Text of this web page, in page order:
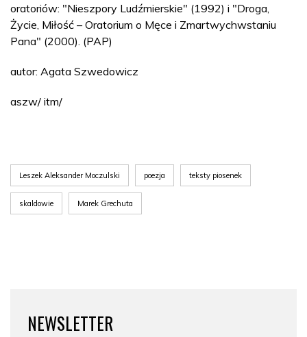
oratoriów: "Nieszpory Ludźmierskie" (1992) i "Droga,
Życie, Miłość – Oratorium o Męce i Zmartwychwstaniu
Pana" (2000). (PAP)
autor: Agata Szwedowicz
aszw/ itm/
Leszek Aleksander Moczulski poezja teksty piosenek
skaldowie Marek Grechuta
NEWSLETTER